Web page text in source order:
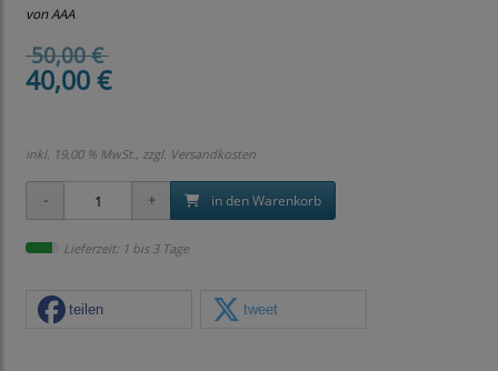
von AAA
50,00 €
40,00 €
inkl. 19,00 % MwSt., zzgl. Versandkosten
in den Warenkorb
Lieferzeit: 1 bis 3 Tage
teilen tweet